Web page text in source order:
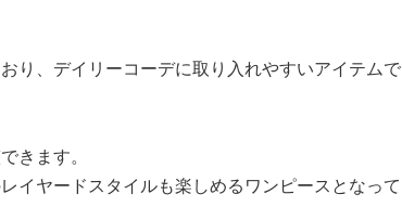
り、デイリーコーデに取り入れやすいアイテムで
きます。
イヤードスタイルも楽しめるワンピースとなって